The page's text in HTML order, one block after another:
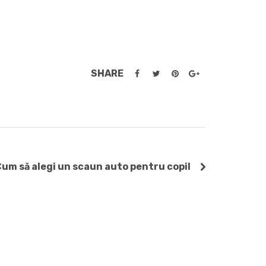
SHARE
să alegi un scaun auto pentru copil